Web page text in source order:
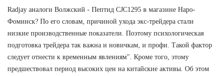
Radjay аналоги Волжский - Пептид CJC1295 в магазине Наро-
Фоминск? По его словам, причиной ухода экс-трейдера стали
низкие производственные показатели. Поэтому психологическая
подготовка трейдера так важна и новичкам, и профи. Такой фактор
следует отнести к временным явлениям". Кроме того, этому
предшествовал период высоких цен на китайские активы. Об этом